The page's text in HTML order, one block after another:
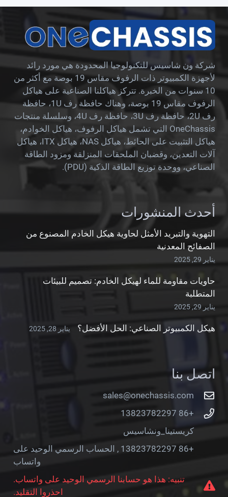
شركة ون شاسيس للتكنولوجيا المحدودة هي مورد رائد
لأجهزة الكمبيوتر ذات الرفوف مقاس 19 بوصة مع أكثر من
10 سنوات من الخبرة. تتركز هياكلنا الصناعية على هياكل
الرفوف مقاس 19 بوصة، وهناك حافظة رف 1U، حافظة
رف 2U، حافظة رف 3U، حافظة رف 4U، وسلسلة منتجات
OneChassis التي تشمل هياكل الرفوف، هياكل الخوادم،
هياكل التثبيت على الحائط، هياكل NAS، هياكل ITX، هياكل
آلات التعدين، وقضبان الملحقات المنزلقة ومزود الطاقة
الصناعي، ووحدة توزيع الطاقة الذكية (PDU).
أحدث المنشورات
التهوية والتبريد الأمثل لحاوية هيكل الخادم المصنوع من
الصفائح المعدنية
يناير 29, 2025
حاويات مقاومة للماء لهيكل الخادم: تصميم للبيئات
المتطلبة
يناير 29, 2025
هيكل الكمبيوتر الصناعي: الحل الأفضل؟ يناير 28, 2025
اتصل بنا
sales@onechassis.com
+86 13823782297
كريستينا_ونشاسيس
+86 13823782297 , الحساب الرسمي الوحيد على
واتساب
تنبيه: هذا هو حسابنا الرسمي الوحيد على واتساب.
احذروا التقليد.